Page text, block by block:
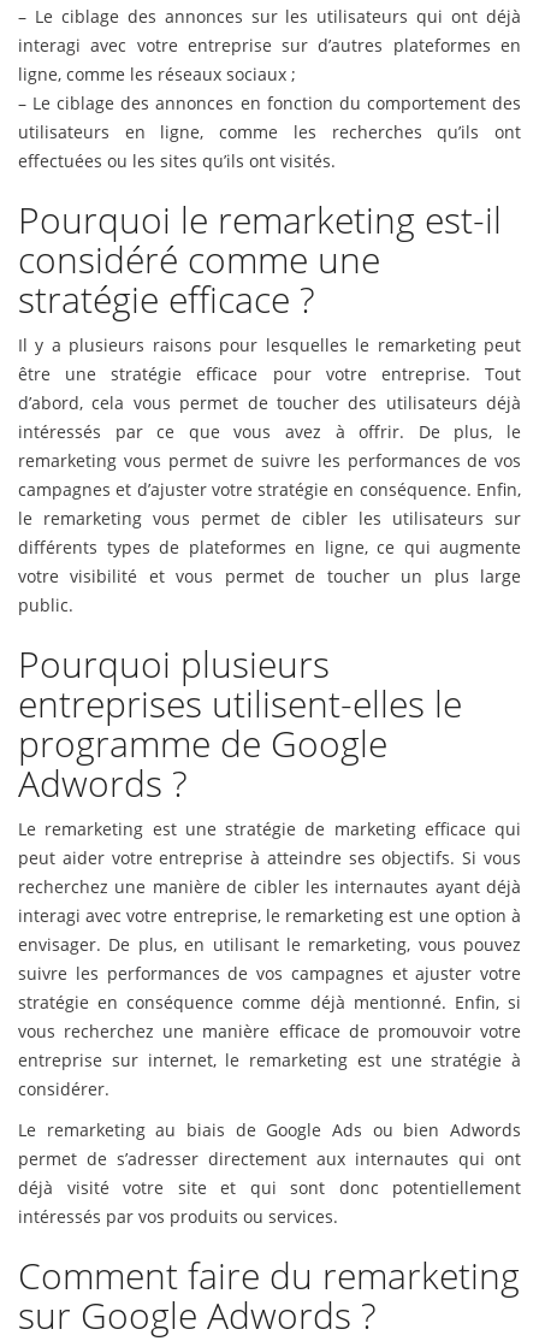
– Le ciblage des annonces sur les utilisateurs qui ont déjà
interagi avec votre entreprise sur d’autres plateformes en
ligne, comme les réseaux sociaux ;
– Le ciblage des annonces en fonction du comportement des
utilisateurs en ligne, comme les recherches qu’ils ont
effectuées ou les sites qu’ils ont visités.
Pourquoi le remarketing est-il
considéré comme une
stratégie efficace ?
Il y a plusieurs raisons pour lesquelles le remarketing peut
être une stratégie efficace pour votre entreprise. Tout
d’abord, cela vous permet de toucher des utilisateurs déjà
intéressés par ce que vous avez à offrir. De plus, le
remarketing vous permet de suivre les performances de vos
campagnes et d’ajuster votre stratégie en conséquence. Enfin,
le remarketing vous permet de cibler les utilisateurs sur
différents types de plateformes en ligne, ce qui augmente
votre visibilité et vous permet de toucher un plus large
public.
Pourquoi plusieurs
entreprises utilisent-elles le
programme de Google
Adwords ?
Le remarketing est une stratégie de marketing efficace qui
peut aider votre entreprise à atteindre ses objectifs. Si vous
recherchez une manière de cibler les internautes ayant déjà
interagi avec votre entreprise, le remarketing est une option à
envisager. De plus, en utilisant le remarketing, vous pouvez
suivre les performances de vos campagnes et ajuster votre
stratégie en conséquence comme déjà mentionné. Enfin, si
vous recherchez une manière efficace de promouvoir votre
entreprise sur internet, le remarketing est une stratégie à
considérer.
Le remarketing au biais de Google Ads ou bien Adwords
permet de s’adresser directement aux internautes qui ont
déjà visité votre site et qui sont donc potentiellement
intéressés par vos produits ou services.
Comment faire du remarketing
sur Google Adwords ?